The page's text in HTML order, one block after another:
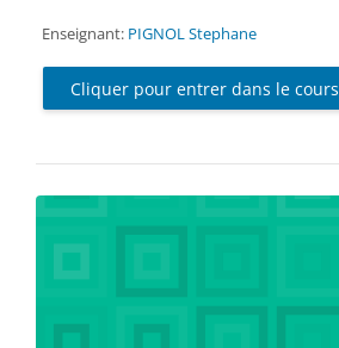
Enseignant: PIGNOL Stephane
Cliquer pour entrer dans le cours